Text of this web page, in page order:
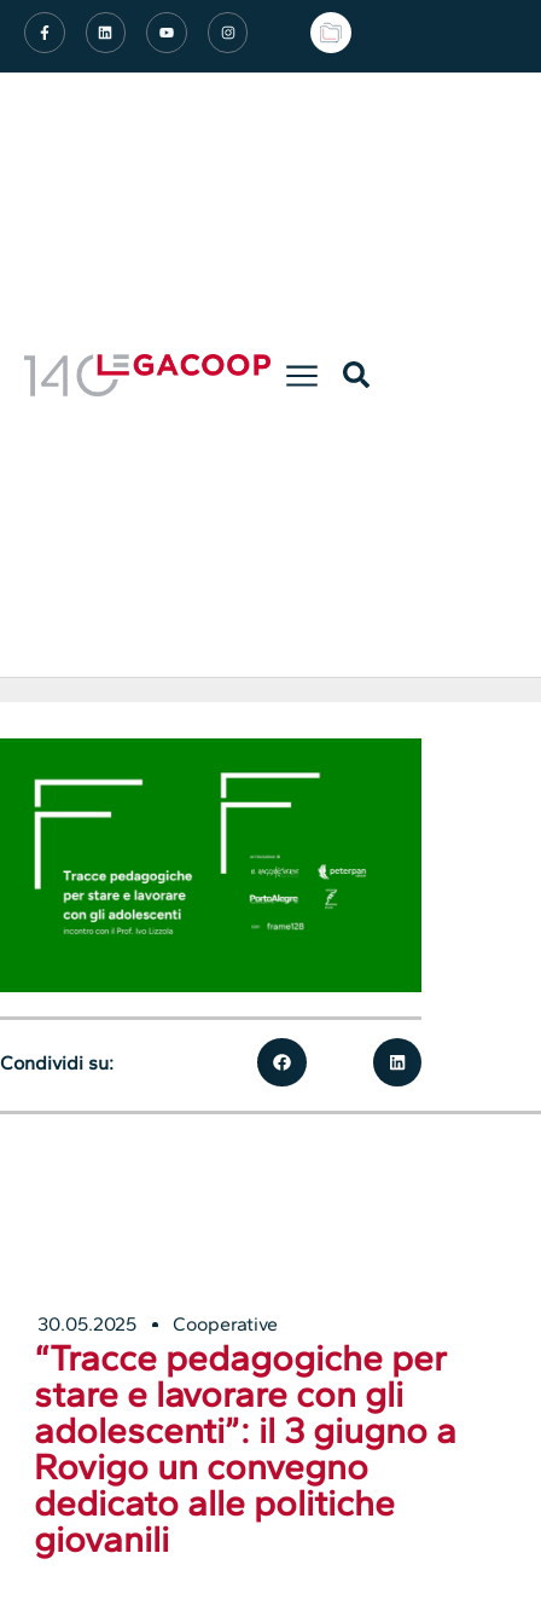
30.05.2025 Cooperative
“Tracce pedagogiche per
stare e lavorare con gli
adolescenti”: il 3 giugno a
Rovigo un convegno
dedicato alle politiche
giovanili
Condividi su: